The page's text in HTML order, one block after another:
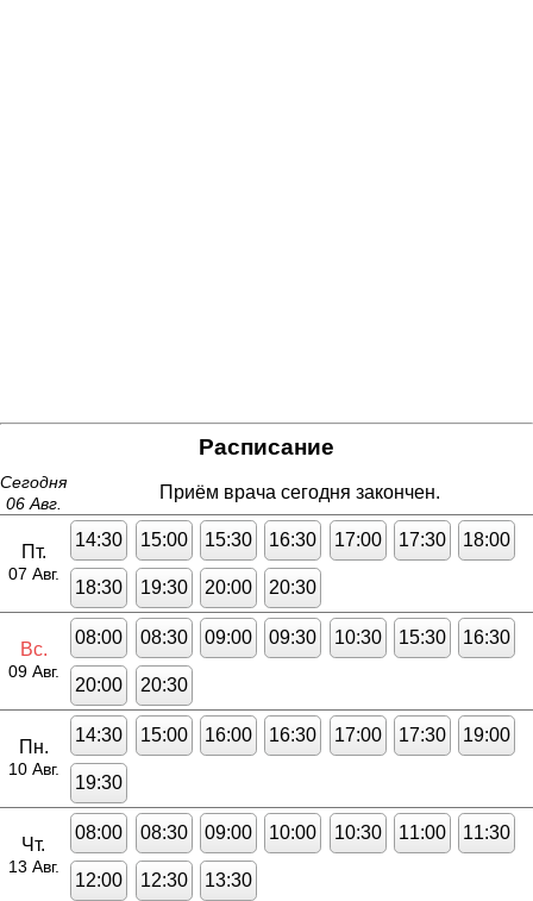
Расписание
Сегодня
06 Авг.
Приём врача сегодня закончен.
Пт.
07 Авг.
14:30 15:00 15:30 16:30 17:00 17:30 18:00
18:30 19:30 20:00 20:30
Вс.
09 Авг.
08:00 08:30 09:00 09:30 10:30 15:30 16:30
20:00 20:30
Пн.
10 Авг.
14:30 15:00 16:00 16:30 17:00 17:30 19:00
19:30
Чт.
13 Авг.
08:00 08:30 09:00 10:00 10:30 11:00 11:30
12:00 12:30 13:30